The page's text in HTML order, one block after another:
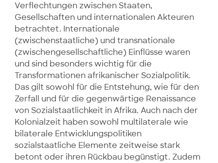
Verflechtungen zwischen Staaten,
Gesellschaften und internationalen Akteuren
betrachtet. Internationale
(zwischenstaatliche) und transnationale
(zwischengesellschaftliche) Einflüsse waren
und sind besonders wichtig für die
Transformationen afrikanischer Sozialpolitik.
Das gilt sowohl für die Entstehung, wie für den
Zerfall und für die gegenwärtige Renaissance
von Sozialstaatlichkeit in Afrika. Auch nach der
Kolonialzeit haben sowohl multilaterale wie
bilaterale Entwicklungspolitiken
sozialstaatliche Elemente zeitweise stark
betont oder ihren Rückbau begünstigt. Zudem